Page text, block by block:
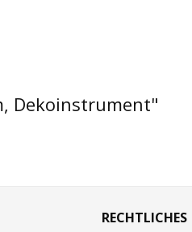
Dekoinstrument"
RECHTLICHES